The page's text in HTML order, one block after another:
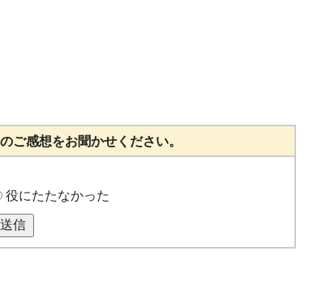
ご感想をお聞かせください。
役にたたなかった
送信